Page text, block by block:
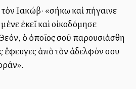
Ιακώβ· «σήκω καὶ πήγαινε
ἐκεῖ καὶ οἰκοδόμησε
ὁ ὁποῖος σοῦ παρουσιάσθη
ἔφευγες ἀπὸ τὸν ἀδελφόν σου